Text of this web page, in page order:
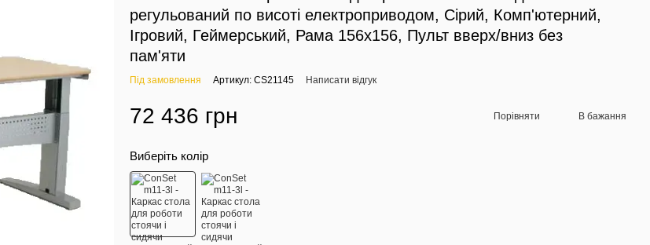
регульований по висоті електроприводом, Сірий, Комп'ютерний,
Ігровий, Геймерський, Рама 156х156, Пульт вверх/вниз без
пам'яти
Під замовлення Артикул: CS21145 Написати відгук
72 436 грн Порівняти В бажання
Виберіть колір